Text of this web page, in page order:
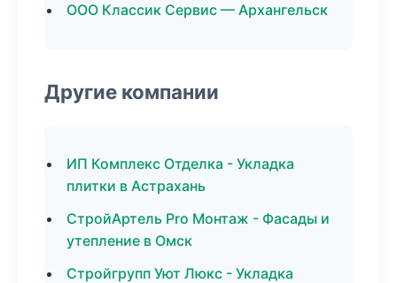
ООО Классик Сервис — Архангельск
Другие компании
ИП Комплекс Отделка - Укладка
плитки в Астрахань
СтройАртель Pro Монтаж - Фасады и
утепление в Омск
Стройгрупп Уют Люкс - Укладка